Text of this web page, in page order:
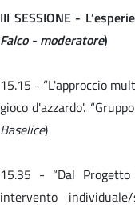
III SESSIONE -
Falco - moderatore)
15.15 - “L'approccio
gioco d'azzardo'.
Baselice)
15.35 - “Dal
intervento